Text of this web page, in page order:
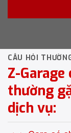
Z-Garage
thường
dịch vụ:
Gara có